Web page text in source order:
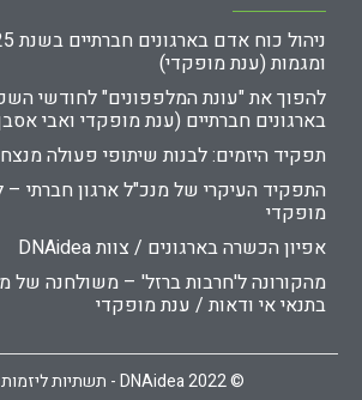
ומגמות (ענת מופקדי)
להפוך את "עונת המלפפונים" לחודשי
בארגונים חברתיים (ענת מופקדי ואבי
תפקיד היזמים: לבנות שיתופי פעולה
התפקיד העיקרי של מנכ"ל ארגון חברתי
מופקדי
אפיון הכשרה בארגונים / צוות DNAidea
מהקורונה ל'חרבות ברזל' – משולחנה של
בתנאי אי ודאות / ענת מופקדי
© 2022 DNAidea - תשתיות ליזמות ציבורית.